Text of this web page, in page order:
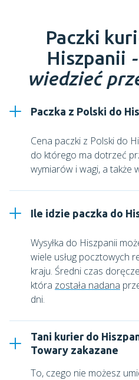
Paczki
Hiszpanii
wiedzieć
Paczka z Polski do
Cena paczki z Polski do
do którego ma dotrzeć
wymiarów i wagi, a także
Ile idzie paczka do
Wysyłka do Hiszpanii
wiele usług pocztowych
kraju. Średni czas
która została nadana
dni.
Tani kurier do
Towary zakazane
To, czego nie możesz